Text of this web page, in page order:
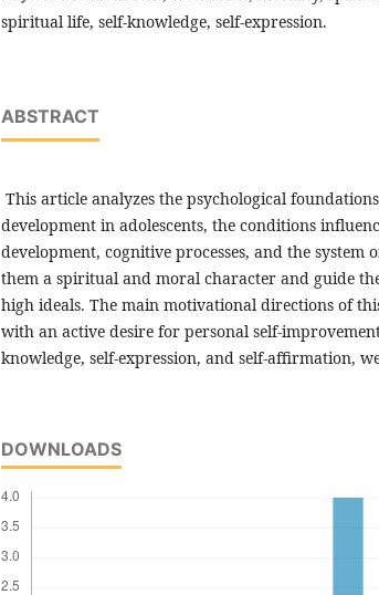
spiritual life, self-knowledge, self-expression.
ABSTRACT
This article analyzes the psychological
development in adolescents, the conditions
development, cognitive processes, and the system
them a spiritual and moral character and guide
high ideals. The main motivational directions of
with an active desire for personal self-
knowledge, self-expression, and self-affirmation,
DOWNLOADS